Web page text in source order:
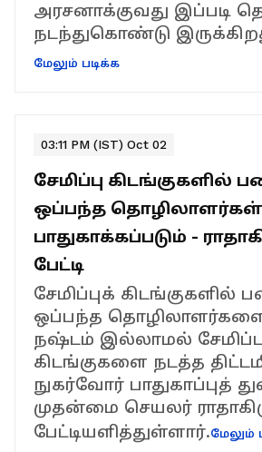
அரசனாக்குவது இப்படி
நடந்துகொண்டு
மேலும் படிக்க
03:11 PM (IST) Oct 02
சேமிப்பு கிடங்குகளில்
ஒப்பந்த
பாதுகாக்கப்படும் -
பேட்டி
சேமிப்புக் கிடங்குகளில்
ஒப்பந்த தொழிலாளர்களை
நஷ்டம் இல்லாமல்
கிடங்குகளை நடத்த
நுகர்வோர் பாதுகாப்புத்
முதன்மை செயலர்
பேட்டியளித்துள்ளார்.மேலும்